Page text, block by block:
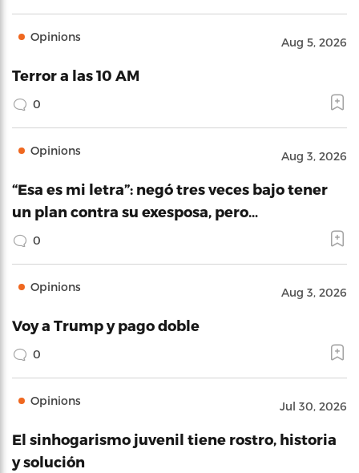
Opinions Aug 5, 2026
Terror a las 10 AM
0
Opinions Aug 3, 2026
“Esa es mi letra”: negó tres veces bajo tener
un plan contra su exesposa, pero…
0
Opinions Aug 3, 2026
Voy a Trump y pago doble
0
Opinions Jul 30, 2026
El sinhogarismo juvenil tiene rostro, historia
y solución